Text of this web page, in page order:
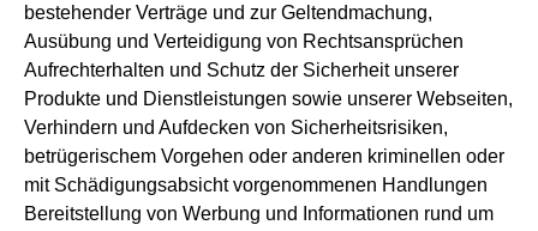
bestehender Verträge und zur Geltendmachung,
Ausübung und Verteidigung von Rechtsansprüchen
Aufrechterhalten und Schutz der Sicherheit unserer
Produkte und Dienstleistungen sowie unserer Webseiten,
Verhindern und Aufdecken von Sicherheitsrisiken,
betrügerischem Vorgehen oder anderen kriminellen oder
mit Schädigungsabsicht vorgenommenen Handlungen
Bereitstellung von Werbung und Informationen rund um